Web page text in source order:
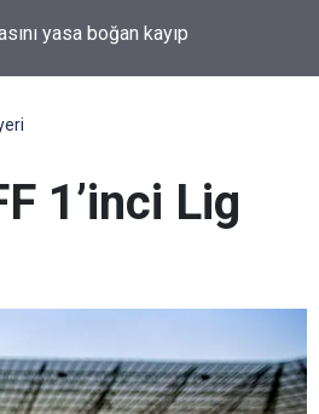
1’inci Lig